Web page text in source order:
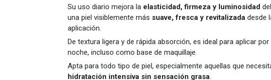
Su uso diario mejora la elasticidad, firmeza y luminosidad
una piel visiblemente más suave, fresca y revitalizada desde
aplicación.
De textura ligera y de rápida absorción, es ideal para aplicar
noche, incluso como base de maquillaje.
Apta para todo tipo de piel, especialmente aquellas que
hidratación intensiva sin sensación grasa.